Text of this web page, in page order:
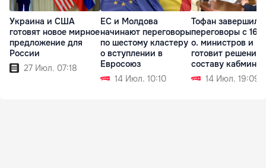
Украина и США
готовят новое мирное
предложение для
России
27 Июл. 07:18
ЕС и Молдова
начинают переговоры
по шестому кластеру
о вступлении в
Евросоюз
14 Июл. 10:10
Тофан завершил
переговоры с 16-
о. министров и
готовит решения
составу кабмина
14 Июл. 19:09